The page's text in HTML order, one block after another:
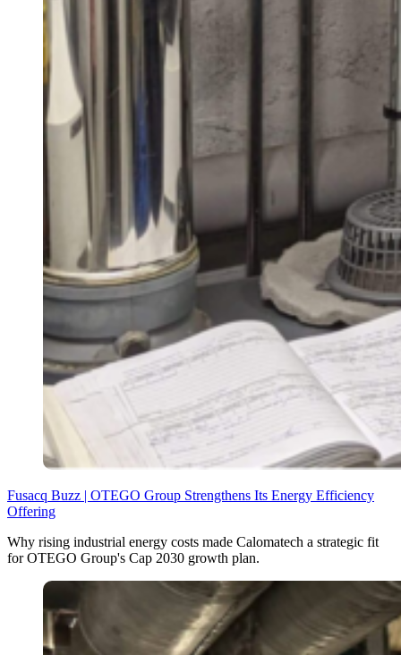
Fusacq Buzz | OTEGO Group Strengthens Its Energy Efficiency
Offering
Why rising industrial energy costs made Calomatech a strategic fit
for OTEGO Group's Cap 2030 growth plan.